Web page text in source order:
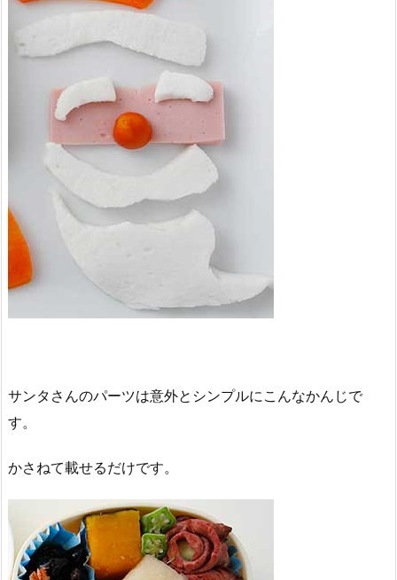
サンタさんのパーツは意外とシンプルにこんなかんじで
す。
かさねて載せるだけです。